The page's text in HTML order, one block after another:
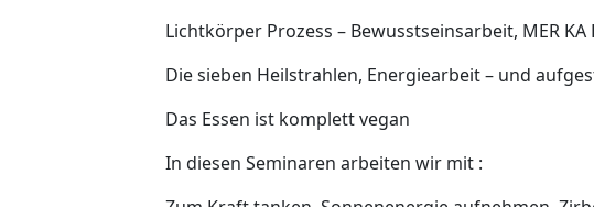
Lichtkörper Prozess – Bewusstseinsarbeit, MER KA
Die sieben Heilstrahlen, Energiearbeit – und
Das Essen ist komplett vegan
In diesen Seminaren arbeiten wir mit :